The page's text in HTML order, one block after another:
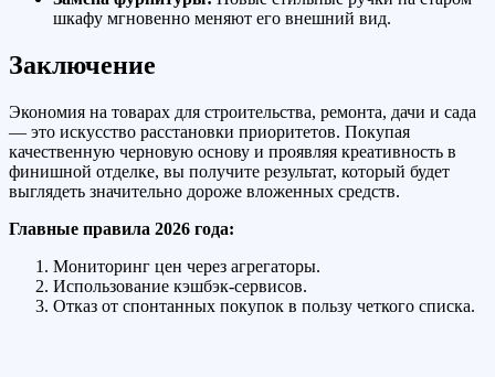
шкафу мгновенно меняют его внешний вид.
Заключение
Экономия на товарах для строительства, ремонта, дачи и сада
— это искусство расстановки приоритетов. Покупая
качественную черновую основу и проявляя креативность в
финишной отделке, вы получите результат, который будет
выглядеть значительно дороже вложенных средств.
Главные правила 2026 года:
Мониторинг цен через агрегаторы.
Использование кэшбэк-сервисов.
Отказ от спонтанных покупок в пользу четкого списка.